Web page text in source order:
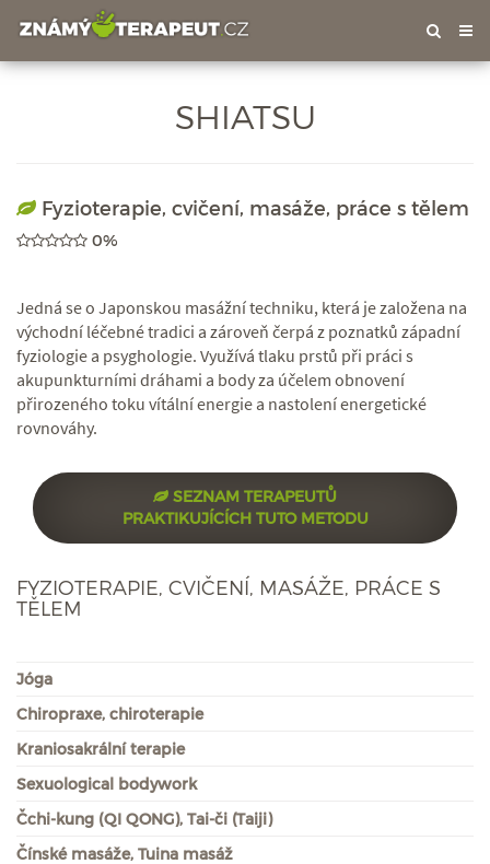
SHIATSU
Fyzioterapie, cvičení, masáže, práce s tělem
0%
Jedná se o Japonskou masážní techniku, která je založena na
východní léčebné tradici a zároveň čerpá z poznatků západní
fyziologie a psyghologie. Využívá tlaku prstů při práci s
akupunkturními dráhami a body za účelem obnovení
přirozeného toku vítální energie a nastolení energetické
rovnováhy.
SEZNAM TERAPEUTŮ
PRAKTIKUJÍCÍCH TUTO METODU
FYZIOTERAPIE, CVIČENÍ, MASÁŽE, PRÁCE S
TĚLEM
Jóga
Chiropraxe, chiroterapie
Kraniosakrální terapie
Sexuological bodywork
Čchi-kung (QI QONG), Tai-či (Taiji)
Čínské masáže, Tuina masáž